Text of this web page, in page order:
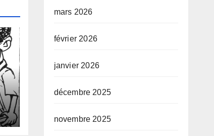
mars 2026
février 2026
janvier 2026
décembre 2025
novembre 2025